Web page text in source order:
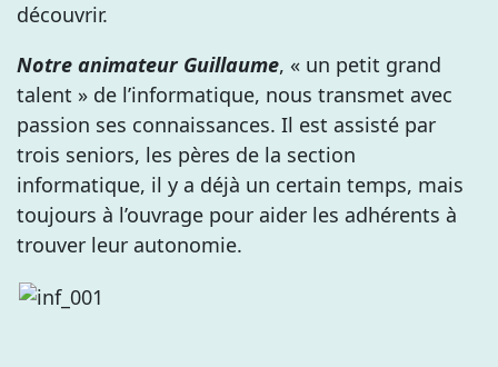
découvrir.
Notre animateur Guillaume, « un petit grand
talent » de l’informatique, nous transmet avec
passion ses connaissances. Il est assisté par
trois seniors, les pères de la section
informatique, il y a déjà un certain temps, mais
toujours à l’ouvrage pour aider les adhérents à
trouver leur autonomie.